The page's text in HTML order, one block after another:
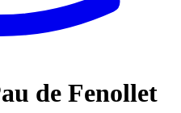
de Fenollet